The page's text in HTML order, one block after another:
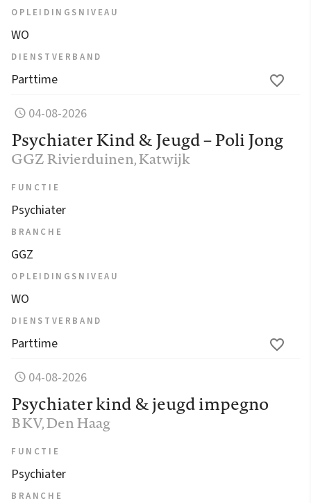
OPLEIDINGSNIVEAU
WO
DIENSTVERBAND
Parttime
04-08-2026
Psychiater Kind & Jeugd – Poli Jong
GGZ Rivierduinen, Katwijk
FUNCTIE
Psychiater
BRANCHE
GGZ
OPLEIDINGSNIVEAU
WO
DIENSTVERBAND
Parttime
04-08-2026
Psychiater kind & jeugd impegno
BKV, Den Haag
FUNCTIE
Psychiater
BRANCHE